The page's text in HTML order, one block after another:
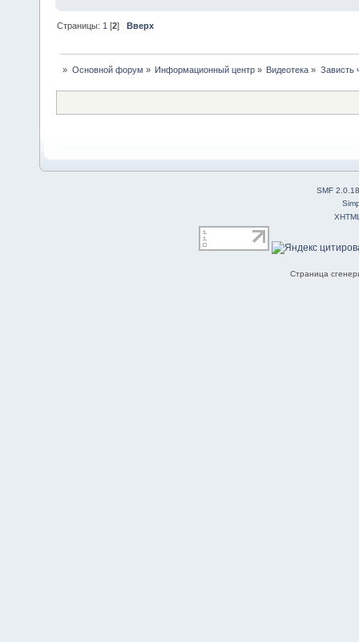
Страницы: 1 [2] Вверх
» Основной форум » Информационный центр» Видеотека » Зависть
SMF 2.0.18
Страница